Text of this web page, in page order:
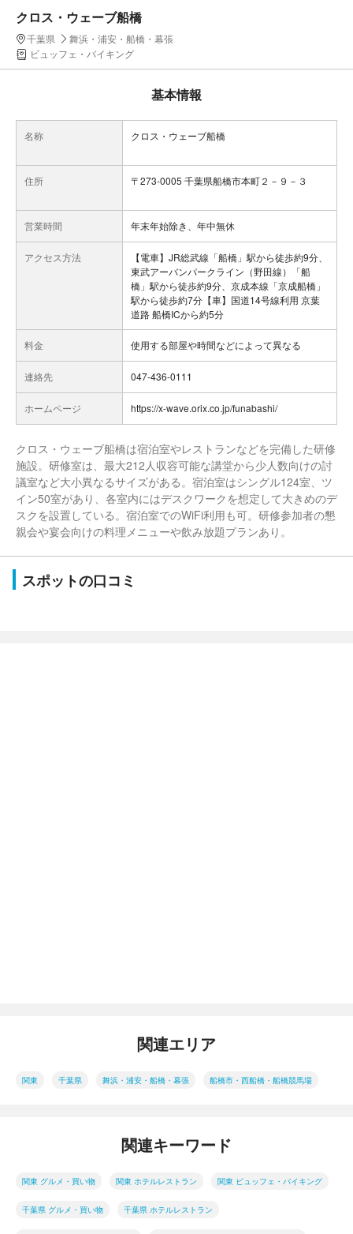
クロス・ウェーブ船橋
千葉県
舞浜・浦安・船橋・幕張
ビュッフェ・バイキング
基本情報
名称 クロス・ウェーブ船橋
住所 〒273-0005 千葉県船橋市本町２－９－３
営業時間 年末年始除き、年中無休
アクセス方法
【電車】JR総武線「船橋」駅から徒歩約9分、
東武アーバンパークライン（野田線）「船
橋」駅から徒歩約9分、京成本線「京成船橋」
駅から徒歩約7分【車】国道14号線利用 京葉
道路 船橋ICから約5分
料金 使用する部屋や時間などによって異なる
連絡先 047-436-0111
ホームページ https://x-wave.orix.co.jp/funabashi/
クロス・ウェーブ船橋は宿泊室やレストランなどを完備した研修
施設。研修室は、最大212人収容可能な講堂から少人数向けの討
議室など大小異なるサイズがある。宿泊室はシングル124室、ツ
イン50室があり、各室内にはデスクワークを想定して大きめのデ
スクを設置している。宿泊室でのWiFi利用も可。研修参加者の懇
親会や宴会向けの料理メニューや飲み放題プランあり。
スポットの口コミ
関連エリア
関東 千葉県 舞浜・浦安・船橋・幕張 船橋市・西船橋・船橋競馬場
関連キーワード
関東 グルメ・買い物 関東 ホテルレストラン 関東 ビュッフェ・バイキング
千葉県 グルメ・買い物 千葉県 ホテルレストラン